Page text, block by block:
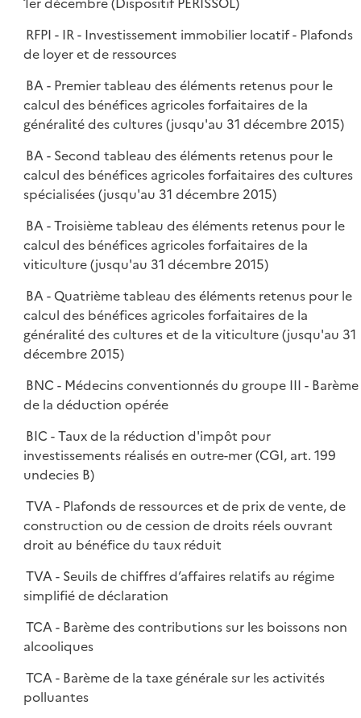
RFPI - IR - Investissement immobilier locatif - Plafonds
de loyer et de ressources
BA - Premier tableau des éléments retenus pour le
calcul des bénéfices agricoles forfaitaires de la
généralité des cultures (jusqu'au 31 décembre 2015)
BA - Second tableau des éléments retenus pour le
calcul des bénéfices agricoles forfaitaires des cultures
spécialisées (jusqu'au 31 décembre 2015)
BA - Troisième tableau des éléments retenus pour le
calcul des bénéfices agricoles forfaitaires de la
viticulture (jusqu'au 31 décembre 2015)
BA - Quatrième tableau des éléments retenus pour le
calcul des bénéfices agricoles forfaitaires de la
généralité des cultures et de la viticulture (jusqu'au 31
décembre 2015)
BNC - Médecins conventionnés du groupe III - Barème
de la déduction opérée
BIC - Taux de la réduction d'impôt pour
investissements réalisés en outre-mer (CGI, art. 199
undecies B)
TVA - Plafonds de ressources et de prix de vente, de
construction ou de cession de droits réels ouvrant
droit au bénéfice du taux réduit
TVA - Seuils de chiffres d’affaires relatifs au régime
simplifié de déclaration
TCA - Barème des contributions sur les boissons non
alcooliques
TCA - Barème de la taxe générale sur les activités
polluantes